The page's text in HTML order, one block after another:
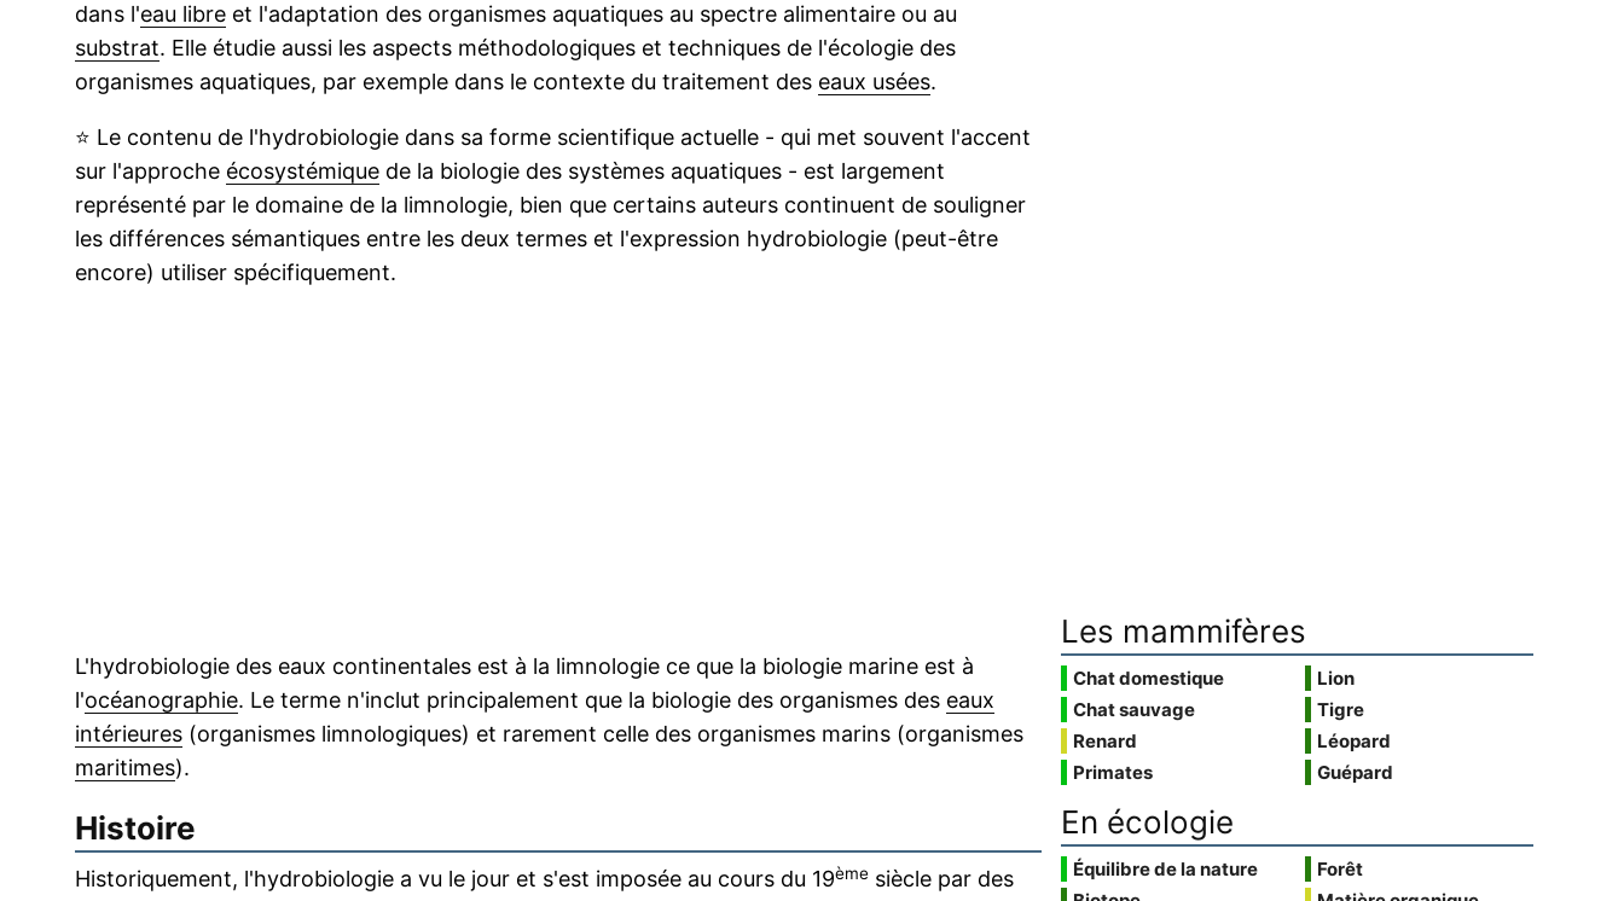
dans l'eau libre et l'adaptation des organismes aquatiques au spectre alimentaire ou au
substrat. Elle étudie aussi les aspects méthodologiques et techniques de l'écologie des
organismes aquatiques, par exemple dans le contexte du traitement des eaux usées.
⭐ Le contenu de l'hydrobiologie dans sa forme scientifique actuelle - qui met souvent l'accent
sur l'approche écosystémique de la biologie des systèmes aquatiques - est largement
représenté par le domaine de la limnologie, bien que certains auteurs continuent de souligner
les différences sémantiques entre les deux termes et l'expression hydrobiologie (peut-être
encore) utiliser spécifiquement.
L'hydrobiologie des eaux continentales est à la limnologie ce que la biologie marine est à
l'océanographie. Le terme n'inclut principalement que la biologie des organismes des eaux
intérieures (organismes limnologiques) et rarement celle des organismes marins (organismes
maritimes).
Histoire
Historiquement, l'hydrobiologie a vu le jour et s'est imposée au cours du 19ème siècle par des
Les mammifères
Chat domestique
Chat sauvage
Renard
Primates
Lion
Tigre
Léopard
Guépard
En écologie
Équilibre de la nature
Forêt